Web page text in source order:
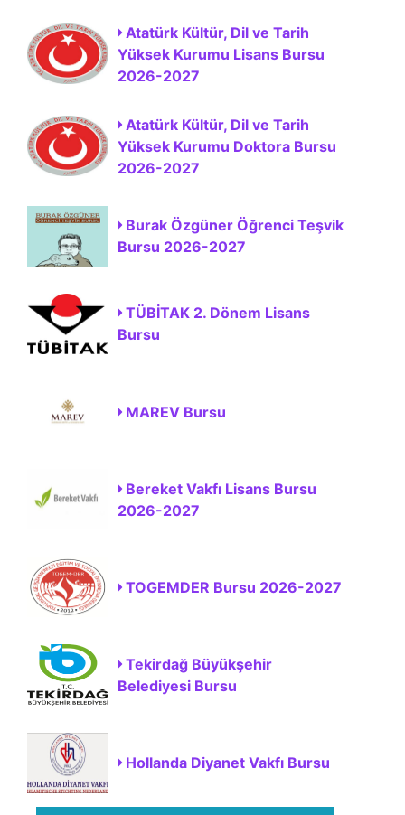
Atatürk Kültür, Dil ve Tarih
Yüksek Kurumu Lisans Bursu
2026-2027
Atatürk Kültür, Dil ve Tarih
Yüksek Kurumu Doktora Bursu
2026-2027
Burak Özgüner Öğrenci Teşvik
Bursu 2026-2027
TÜBİTAK 2. Dönem Lisans
Bursu
MAREV Bursu
Bereket Vakfı Lisans Bursu
2026-2027
TOGEMDER Bursu 2026-2027
Tekirdağ Büyükşehir
Belediyesi Bursu
Hollanda Diyanet Vakfı Bursu